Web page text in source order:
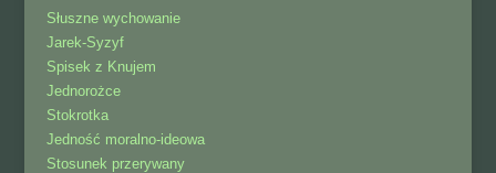
Słuszne wychowanie
Jarek-Syzyf
Spisek z Knujem
Jednorożce
Stokrotka
Jedność moralno-ideowa
Stosunek przerywany